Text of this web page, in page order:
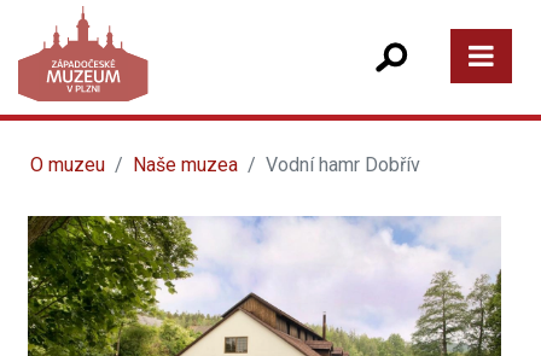
O muzeu Naše muzea Vodní hamr Dobřív